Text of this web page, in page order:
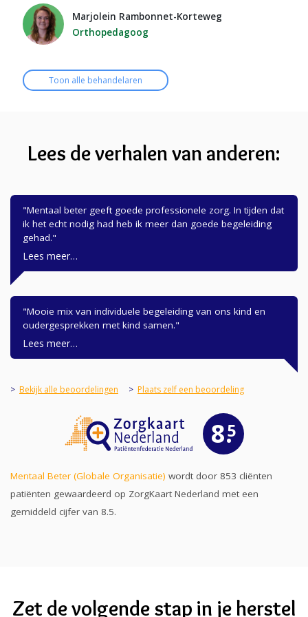
Marjolein Rambonnet-Korteweg
Orthopedagoog
Toon alle behandelaren
Lees de verhalen van anderen:
8.5
Mentaal Beter (Globale Organisatie) wordt door 853 cliënten
patiënten gewaardeerd op ZorgKaart Nederland met een
gemiddeld cijfer van 8.5.
Mentaal beter geeft goede professionele zorg. In tijden dat
ik het echt nodig had heb ik meer dan goede begeleiding
gehad.
Lees meer…
Mooie mix van individuele begeleiding van ons kind en
oudergesprekken met kind samen.
Lees meer…
Bekijk alle beoordelingen Plaats zelf een beoordeling
Zet de volgende stap in je herstel